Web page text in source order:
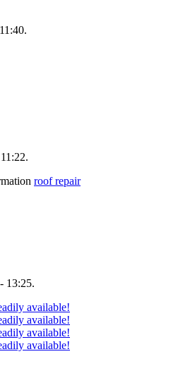
roof repair
13:25.
available!
available!
available!
available!